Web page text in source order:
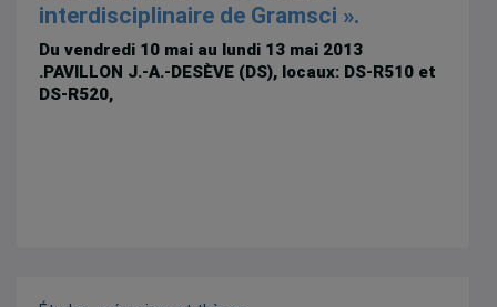
interdisciplinaire de Gramsci ».
Du vendredi 10 mai au lundi 13 mai 2013
.PAVILLON J.-A.-DESÈVE (DS), locaux: DS-R510 et
DS-R520,